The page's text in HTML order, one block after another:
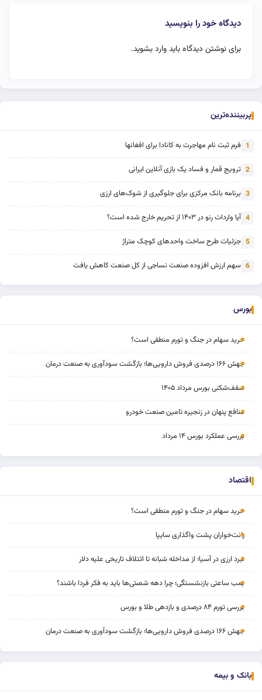
دیدگاه خود را بنویسید
برای نوشتن دیدگاه بایدوارد بشوید.
پربیننده‌ترین
1 فرم ثبت نام مهاجرت به کانادا برای افغانها
2 ترویج قمار و فساد یک بازی آنلاین ایرانی
3 برنامه بانک مرکزی برای جلوگیری از شوک‌های ارزی
4 آیا واردات رنو در ۱۴۰۳ از تحریم خارج شده است؟
5 جزئیات طرح ساخت واحدهای کوچک متراژ
6 سهم ارزش افزوده صنعت نساجی از کل صنعت کاهش یافت
بورس
خرید سهام در جنگ و تورم منطقی است؟
جهش ۱۶۶ درصدی فروش دارویی‌ها؛ بازگشت سودآوری به صنعت درمان
سقف‌شکنی بورس مرداد ۱۴۰۵
منافع پنهان در زنجیره تامین صنعت خودرو
بررسی عملکرد بورس ۱۴ مرداد
اقتصاد
خرید سهام در جنگ و تورم منطقی است؟
رانت‌خواران پشت واگذاری سایپا
نبرد ارزی در آسیا؛ از مداخله‌ شبانه تا ائتلاف تاریخی علیه دلار
بمب ساعتی بازنشستگی؛ چرا دهه شصتی‌ها باید به فکر فردا باشند؟
بررسی تورم ۸۴ درصدی و بازدهی طلا و بورس
جهش ۱۶۶ درصدی فروش دارویی‌ها؛ بازگشت سودآوری به صنعت درمان
بانک و بیمه